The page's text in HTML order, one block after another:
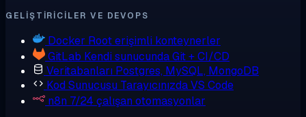
GELIŞTIRICILER VE DEVOPS
Docker Root erişimli konteynerler
GitLab Kendi sunucunda Git + CI/CD
Veritabanları Postgres, MySQL, MongoDB
Kod Sunucusu Tarayıcınızda VS Code
n8n 7/24 çalışan otomasyonlar